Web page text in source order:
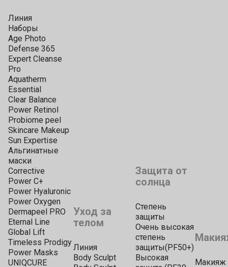
Линия
Наборы
Age Photo
Defense 365
Expert Cleanse
Pro
Aquatherm
Essential
Clear Balance
Power Retinol
Probiome peel
Skincare Makeup
Sun Expertise
Альгинатные
маски
Corrective
Power C+
Power Hyaluronic
Power Oxygen
Dermapeel PRO
Eternal Line
Global Lift
Timeless Prodigy
Power Masks
UNIQCURE
Уход за
телом
Линия
Body Sculpt
Защита от
солнца
Степень
защиты
Очень высокая
степень
защиты(PF50+)
Высокая
Макияж